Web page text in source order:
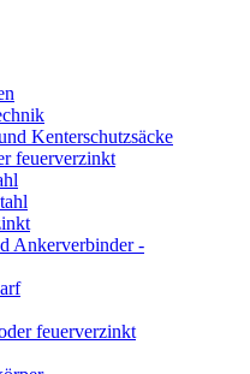
Kenterschutzsäcke
feuerverzinkt
Ankerverbinder -
feuerverzinkt